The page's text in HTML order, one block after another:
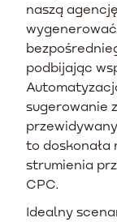
naszą
wygenerować
podbijając
sugerowanie
to doskonała
strumienia
CPC.
Idealny